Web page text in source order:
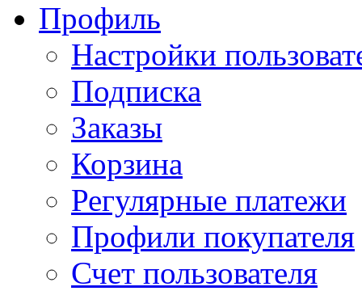
Профиль
Настройки
Подписка
Заказы
Корзина
Регулярные платежи
Профили покупателя
Счет пользователя